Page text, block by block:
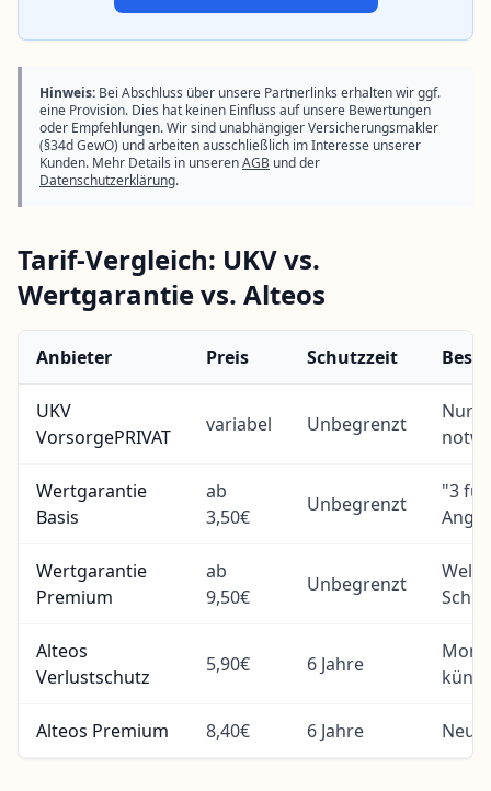
Hinweis: Bei Abschluss über unsere Partnerlinks erhalten wir ggf.
eine Provision. Dies hat keinen Einfluss auf unsere Bewertungen
oder Empfehlungen. Wir sind unabhängiger Versicherungsmakler
(§34d GewO) und arbeiten ausschließlich im Interesse unserer
Kunden. Mehr Details in unserenAGB und der
Datenschutzerklärung.
Tarif-Vergleich: UKV vs.
Wertgarantie vs. Alteos
Anbieter Preis Schutzzeit
UKV
VorsorgePRIVAT
variabel Unbegrenzt
Nur
Wertgarantie
Basis
ab
3,50€
Unbegrenzt
"3
Wertgarantie
Premium
ab
9,50€
Unbegrenzt
Alteos
Verlustschutz
5,90€ 6 Jahre
Alteos Premium 8,40€ 6 Jahre